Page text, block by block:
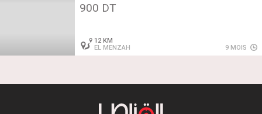
900 DT
12 KM
EL MENZAH
9 MOIS